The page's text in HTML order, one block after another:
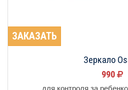
ЗАКАЗАТЬ
Зеркало
990